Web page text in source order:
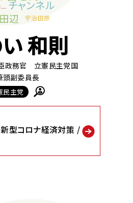
和則
政務官 立憲民主党国
頭副委員長
民主党
新型コロナ経済対策